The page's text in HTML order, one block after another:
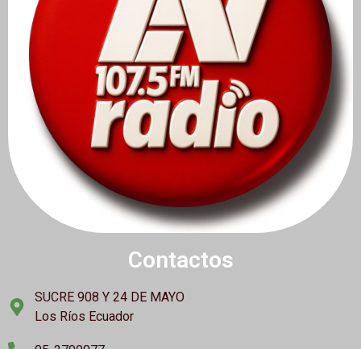
Contactos
SUCRE 908 Y 24 DE MAYO
Los Ríos Ecuador